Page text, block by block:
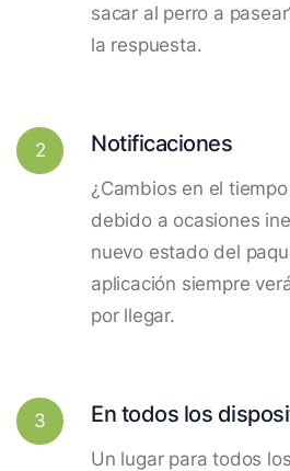
sacar al perro a
la respuesta.
2 Notificaciones
¿Cambios en el
debido a ocasiones
nuevo estado del
aplicación siempre
por llegar.
3 En todos los
Un lugar para todos